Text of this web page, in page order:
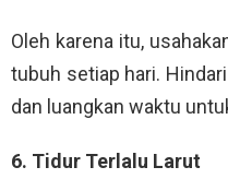
Oleh karena itu,
tubuh setiap hari.
dan luangkan waktu
6. Tidur Terlalu Larut